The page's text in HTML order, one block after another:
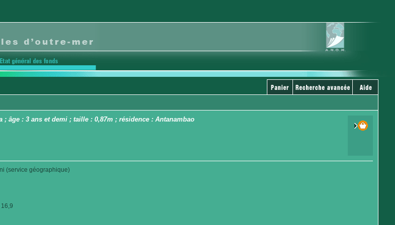
âge : 3 ans et demi ; taille : 0,87m ; résidence : Antanambao
(service géographique)